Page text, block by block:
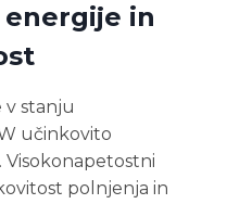
energije in
v stanju
učinkovito
polnjenja in